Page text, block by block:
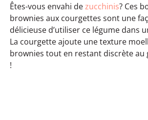
Êtes-vous envahi dezucchinis? Ces
brownies aux courgettes sont une
délicieuse d’utiliser ce légume dans
La courgette ajoute une texture
brownies tout en restant discrète au
!